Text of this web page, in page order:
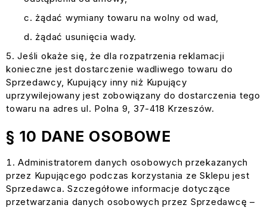
żądać wymiany towaru na wolny od wad,
żądać usunięcia wady.
Jeśli okaże się, że dla rozpatrzenia reklamacji
konieczne jest dostarczenie wadliwego towaru do
Sprzedawcy, Kupujący inny niż Kupujący
uprzywilejowany jest zobowiązany do dostarczenia tego
towaru na adres ul. Polna 9, 37-418 Krzeszów.
§ 10 DANE OSOBOWE
Administratorem danych osobowych przekazanych
przez Kupującego podczas korzystania ze Sklepu jest
Sprzedawca. Szczegółowe informacje dotyczące
przetwarzania danych osobowych przez Sprzedawcę –